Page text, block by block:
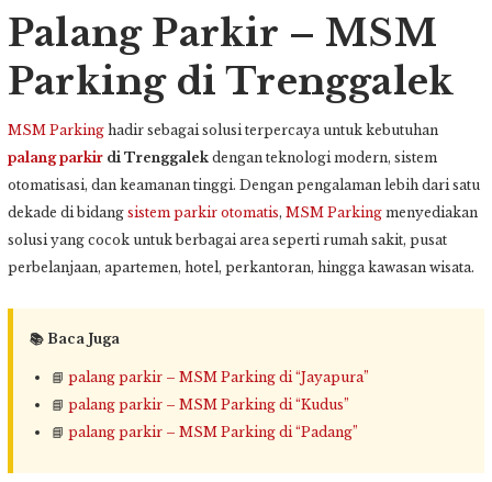
Palang Parkir – MSM
Parking di Trenggalek
MSM Parking hadir sebagai solusi terpercaya untuk kebutuhan
palang parkir di Trenggalek dengan teknologi modern, sistem
otomatisasi, dan keamanan tinggi. Dengan pengalaman lebih dari satu
dekade di bidang sistem parkir otomatis, MSM Parking menyediakan
solusi yang cocok untuk berbagai area seperti rumah sakit, pusat
perbelanjaan, apartemen, hotel, perkantoran, hingga kawasan wisata.
📚 Baca Juga
📘 palang parkir – MSM Parking di “Jayapura”
📘 palang parkir – MSM Parking di “Kudus”
📘 palang parkir – MSM Parking di “Padang”